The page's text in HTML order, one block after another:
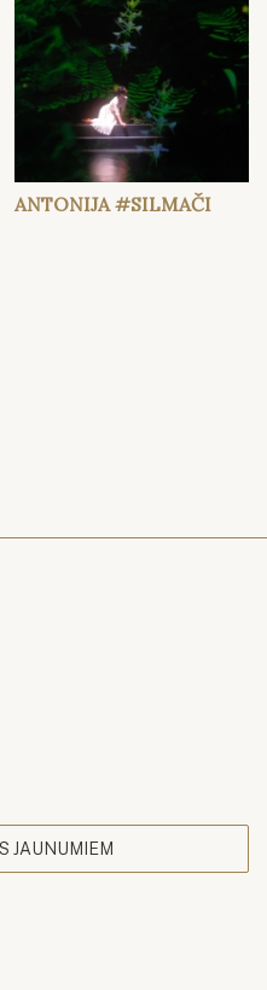
ANTONIJA #SILMAČI
JAUNUMIEM